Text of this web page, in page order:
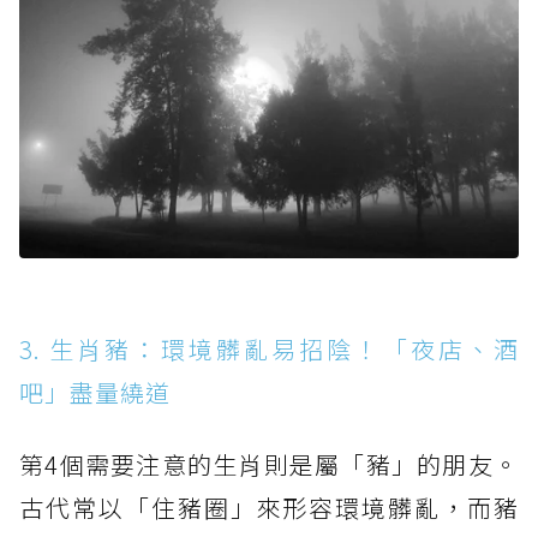
3. 生肖豬：環境髒亂易招陰！「夜店、酒
吧」盡量繞道
第4個需要注意的生肖則是屬「豬」的朋友。
古代常以「住豬圈」來形容環境髒亂，而豬